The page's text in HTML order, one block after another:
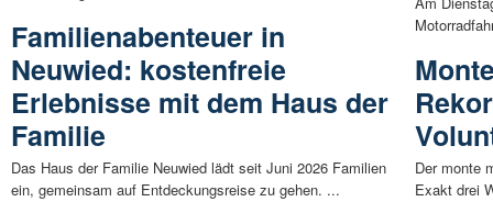
Familienabenteuer in
Neuwied: kostenfreie
Erlebnisse mit dem Haus der
Familie
Das Haus der Familie Neuwied lädt seit Juni 2026 Familien
ein, gemeinsam auf Entdeckungsreise zu gehen. ...
Der monte
Exakt drei